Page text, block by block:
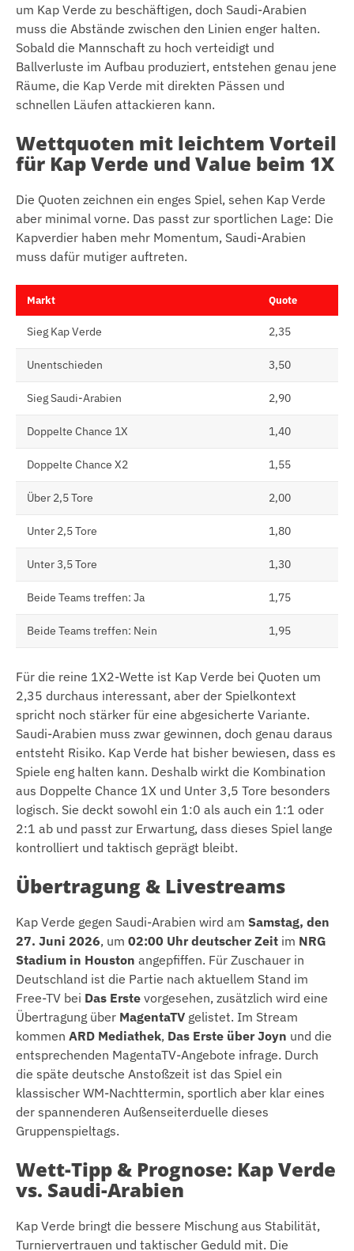
um Kap Verde zu beschäftigen, doch Saudi-Arabien
muss die Abstände zwischen den Linien enger halten.
Sobald die Mannschaft zu hoch verteidigt und
Ballverluste im Aufbau produziert, entstehen genau jene
Räume, die Kap Verde mit direkten Pässen und
schnellen Läufen attackieren kann.
Wettquoten mit leichtem Vorteil
für Kap Verde und Value beim 1X
Die Quoten zeichnen ein enges Spiel, sehen Kap Verde
aber minimal vorne. Das passt zur sportlichen Lage: Die
Kapverdier haben mehr Momentum, Saudi-Arabien
muss dafür mutiger auftreten.
Markt Quote
Sieg Kap Verde 2,35
Unentschieden 3,50
Sieg Saudi-Arabien 2,90
Doppelte Chance 1X 1,40
Doppelte Chance X2 1,55
Über 2,5 Tore 2,00
Unter 2,5 Tore 1,80
Unter 3,5 Tore 1,30
Beide Teams treffen: Ja 1,75
Beide Teams treffen: Nein 1,95
Für die reine 1X2-Wette ist Kap Verde bei Quoten um
2,35 durchaus interessant, aber der Spielkontext
spricht noch stärker für eine abgesicherte Variante.
Saudi-Arabien muss zwar gewinnen, doch genau daraus
entsteht Risiko. Kap Verde hat bisher bewiesen, dass es
Spiele eng halten kann. Deshalb wirkt die Kombination
aus Doppelte Chance 1X und Unter 3,5 Tore besonders
logisch. Sie deckt sowohl ein 1:0 als auch ein 1:1 oder
2:1 ab und passt zur Erwartung, dass dieses Spiel lange
kontrolliert und taktisch geprägt bleibt.
Übertragung & Livestreams
Kap Verde gegen Saudi-Arabien wird am Samstag, den
27. Juni 2026, um 02:00 Uhr deutscher Zeit im NRG
Stadium in Houston angepfiffen. Für Zuschauer in
Deutschland ist die Partie nach aktuellem Stand im
Free-TV bei Das Erste vorgesehen, zusätzlich wird eine
Übertragung über MagentaTV gelistet. Im Stream
kommen ARD Mediathek, Das Erste über Joyn und die
entsprechenden MagentaTV-Angebote infrage. Durch
die späte deutsche Anstoßzeit ist das Spiel ein
klassischer WM-Nachttermin, sportlich aber klar eines
der spannenderen Außenseiterduelle dieses
Gruppenspieltags.
Wett-Tipp & Prognose: Kap Verde
vs. Saudi-Arabien
Kap Verde bringt die bessere Mischung aus Stabilität,
Turniervertrauen und taktischer Geduld mit. Die